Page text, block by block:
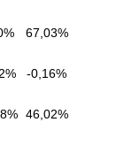
67,03%
-0,16%
46,02%